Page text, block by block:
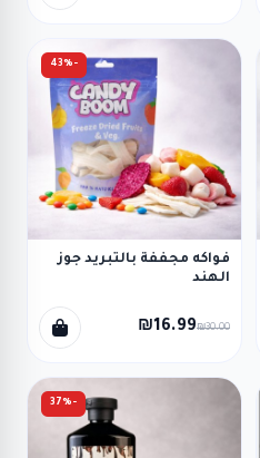
-43%
فواكه مجففة بالتبريد جوز
الهند
₪16.99₪30.00
-37%